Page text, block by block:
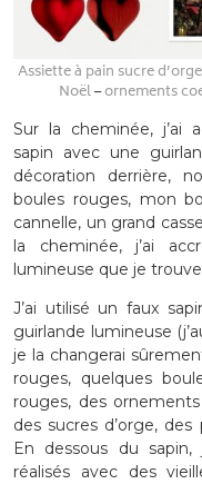
Assiette à pain sucre d’orge
Noël–ornements
Sur la cheminée, j’ai
sapin avec une
décoration derrière,
boules rouges, mon
cannelle, un grand
la cheminée, j’ai
lumineuse que je
J’ai utilisé un faux
guirlande lumineuse
je la changerai
rouges, quelques
rouges, des
des sucres d’orge,
En dessous du sapin,
réalisés avec des